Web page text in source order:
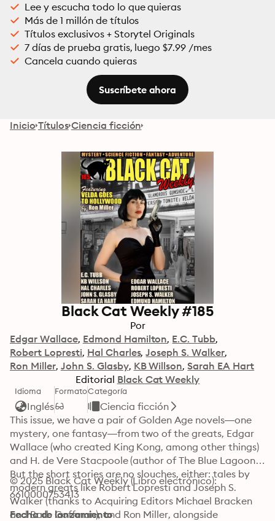
Lee y escucha todo lo que quieras
Más de 1 millón de títulos
Títulos exclusivos + Storytel Originals
7 días de prueba gratis, luego $7.99 /mes
Cancela cuando quieras
Suscríbete ahora
Inicio Títulos Ciencia ficción
Black Cat Weekly #185
Por
Edgar Wallace Edmond Hamilton E.C. Tubb
Robert Lopresti Hal Charles Joseph S. Walker
Ron Miller John S. Glasby KB Willson Sarah EA Hart
Editorial Black Cat Weekly
Idioma
Inglés
FormatoCategoría
Ciencia ficción
This issue, we have a pair of Golden Age novels—one
mystery, one fantasy—from two of the greats, Edgar
Wallace (who created King Kong, among other things)
and H. de Vere Stacpoole (author of The Blue Lagoon).
But the short stories are no slouches, either: tales by
modern greats like Robert Lopresti and Joseph S.
Walker (thanks to Acquiring Editors Michael Bracken
and Barb Goffman), and Ron Miller, alongside
© 2025 Black Cat Weekly (Libro electrónico):
6610000753413
Fecha de lanzamiento